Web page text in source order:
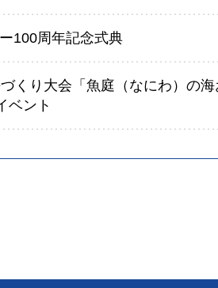
100周年記念式典
くり大会「魚庭（なにわ）の
ベント